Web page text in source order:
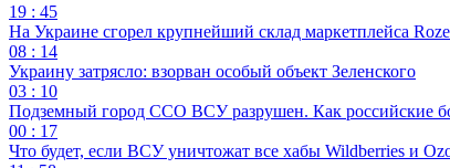
19 : 45
На Украине сгорел крупнейший склад маркетплейса
08 : 14
Украину затрясло: взорван особый объект Зеленского
03 : 10
Подземный город ССО ВСУ разрушен. Как российские
00 : 17
Что будет, если ВСУ уничтожат все хабы Wildberries и